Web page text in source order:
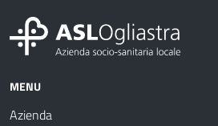
MENU
Azienda